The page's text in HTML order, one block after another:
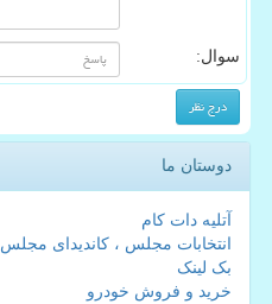
سوال:
دوستان ما
آتلیه دات کام
انتخابات مجلس ، کاندیدای مجلس
بک لینک
خرید و فروش خودرو